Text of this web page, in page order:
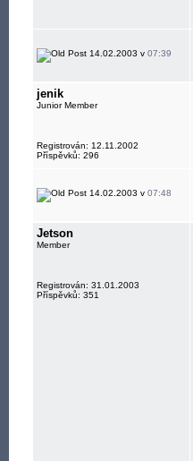
14.02.2003 v 07:39
jenik
Junior Member
Registrován: 12.11.2002
Příspěvků: 296
14.02.2003 v 07:48
Jetson
Member
Registrován: 31.01.2003
Příspěvků: 351